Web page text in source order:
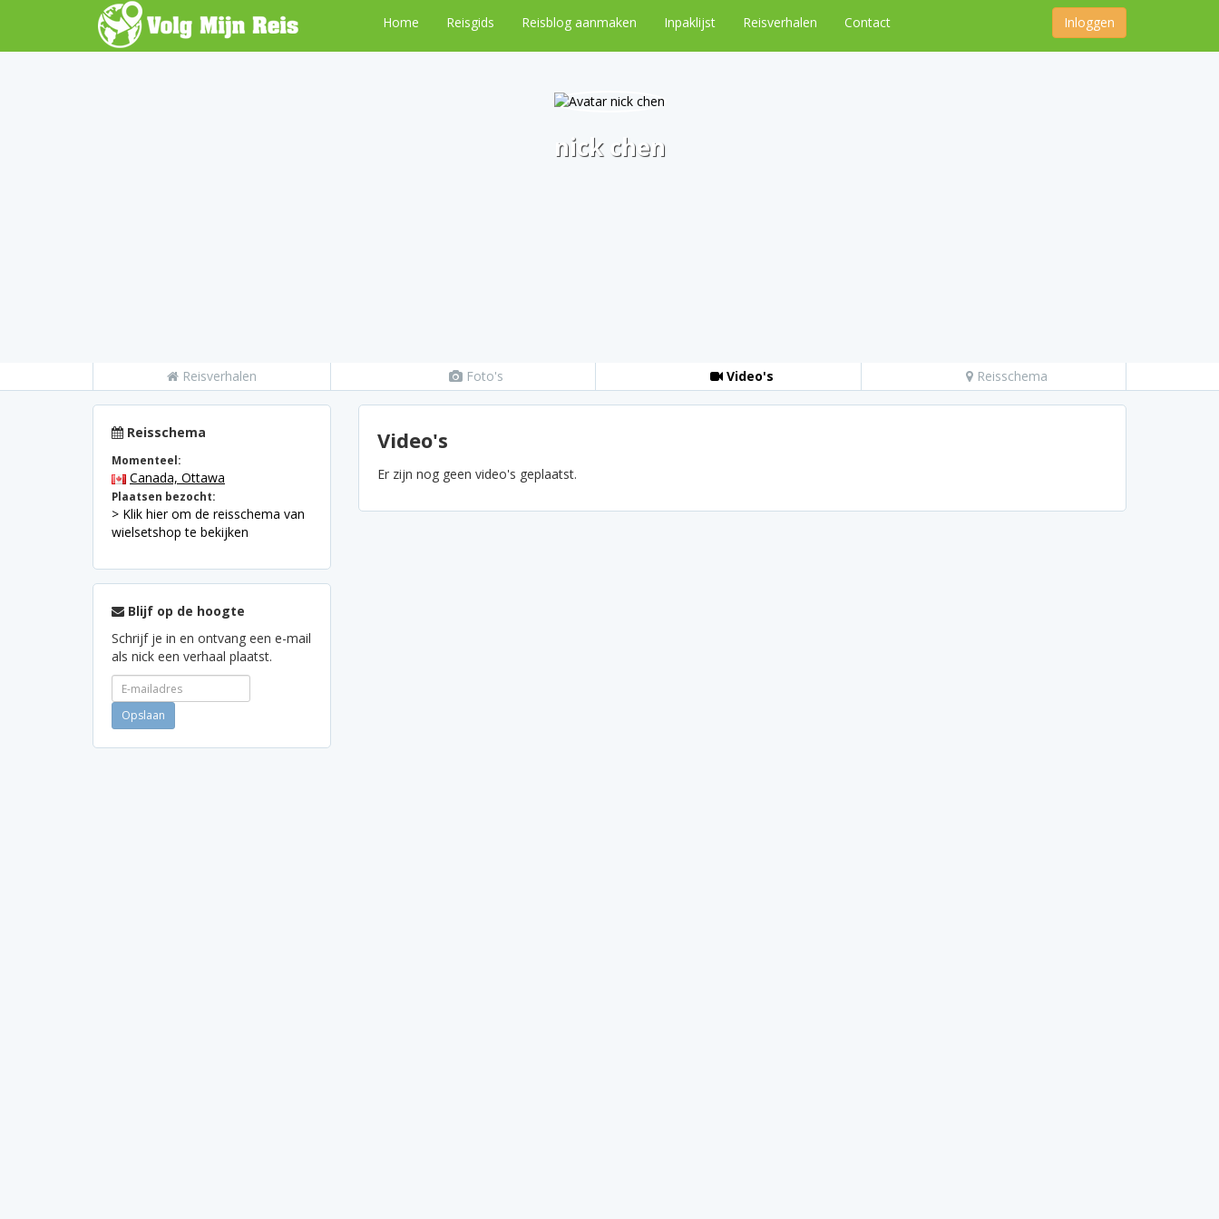
Home Reisgids Reisblog aanmaken Inpaklijst Reisverhalen Contact Inloggen
nick chen
Reisverhalen Foto's Video's Reisschema
Reisschema
Momenteel:
Canada, Ottawa
Plaatsen bezocht:
> Klik hier om de reisschema van
wielsetshop te bekijken
Blijf op de hoogte
Schrijf je in en ontvang een e-mail
als nick een verhaal plaatst.
Video's
Er zijn nog geen video's geplaatst.